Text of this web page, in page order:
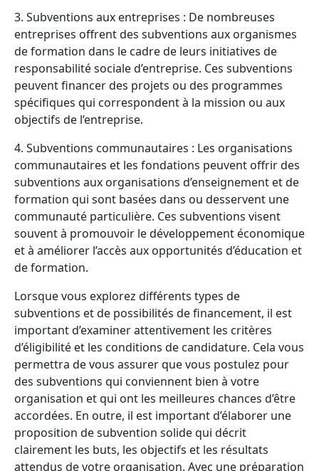
3. Subventions aux entreprises : De nombreuses
entreprises offrent des subventions aux organismes
de formation dans le cadre de leurs initiatives de
responsabilité sociale d’entreprise. Ces subventions
peuvent financer des projets ou des programmes
spécifiques qui correspondent à la mission ou aux
objectifs de l’entreprise.
4. Subventions communautaires : Les organisations
communautaires et les fondations peuvent offrir des
subventions aux organisations d’enseignement et de
formation qui sont basées dans ou desservent une
communauté particulière. Ces subventions visent
souvent à promouvoir le développement économique
et à améliorer l’accès aux opportunités d’éducation et
de formation.
Lorsque vous explorez différents types de
subventions et de possibilités de financement, il est
important d’examiner attentivement les critères
d’éligibilité et les conditions de candidature. Cela vous
permettra de vous assurer que vous postulez pour
des subventions qui conviennent bien à votre
organisation et qui ont les meilleures chances d’être
accordées. En outre, il est important d’élaborer une
proposition de subvention solide qui décrit
clairement les buts, les objectifs et les résultats
attendus de votre organisation. Avec une préparation